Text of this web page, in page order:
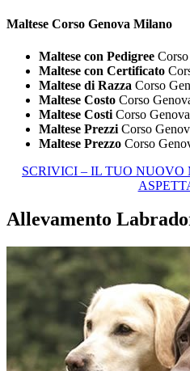
Maltese Corso Genova Milano
Maltese con Pedigree
Maltese con Certificato
Maltese di Razza Corso
Maltese Costo Corso
Maltese Costi Corso
Maltese Prezzi Corso
Maltese Prezzo Corso
SCRIVICI – IL TUO NUOVO
Allevamento